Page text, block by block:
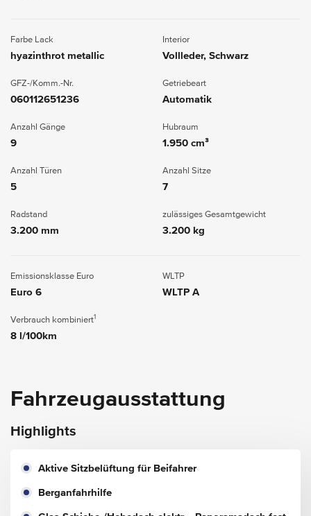
Farbe Lack
hyazinthrot metallic
Interior
Vollleder, Schwarz
GFZ-/Komm.-Nr.
060112651236
Getriebeart
Automatik
Anzahl Gänge
9
Hubraum
1.950 cm³
Anzahl Türen
5
Anzahl Sitze
7
Radstand
3.200 mm
zulässiges Gesamtgewicht
3.200 kg
Emissionsklasse Euro
Euro 6
WLTP
WLTP A
Verbrauch kombiniert1
8 l/100km
Fahrzeugausstattung
Highlights
Aktive Sitzbelüftung für Beifahrer
Berganfahrhilfe